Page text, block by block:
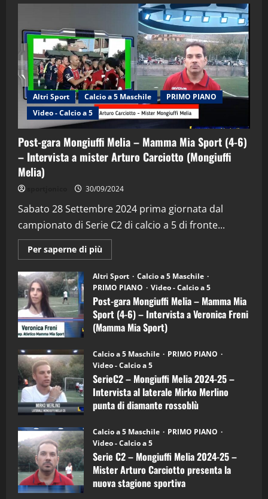
Altri Sport Calcio a 5 Maschile
PRIMO PIANO
Video - Calcio a 5
Post-gara Mongiuffi Melia – Mamma Mia Sport (4-6)
– Intervista a mister Arturo Carciotto (Mongiuffi
Melia)
30/09/2024
Sabato 28 Settembre 2024 prima giornata dal
campionato di Serie C2 di calcio a 5 di fronte...
Per saperne di più
informazioni
Post-
gara
Mongiuffi
Melia
–
Mamma
Mia
Sport
6)
–
Intervista
a
mister
Arturo
Carciotto
(Mongiuffi
Altri Sport
Calcio a 5 Maschile
PRIMO PIANO
Video - Calcio a 5
Post-gara Mongiuffi Melia – Mamma Mia
Sport (4-6) – Intervista a Veronica Freni
(Mamma Mia Sport)
Calcio a 5 Maschile
PRIMO PIANO
Video - Calcio a 5
SerieC2 – Mongiuffi Melia 2024-25 –
Intervista al laterale Mirko Merlino
punta di diamante rossoblù
Calcio a 5 Maschile
PRIMO PIANO
Video - Calcio a 5
Serie C2 – Mongiuffi Melia 2024-25 –
Mister Arturo Carciotto presenta la
nuova stagione sportiva
2
“SportEmpire” in Podcast: 29^ Puntata
(Martedi 28 Aprile 2026)
28/04/2026
3
"SportEmpire" in Podcast
“SportEmpire” in Podcast: 28^ Puntata
(Martedi 21 Aprile 2026)
21/04/2026
4
“SportEmpire” in Podcast: 27^ Puntata
(Martedi 14 Aprile 2026)
15/04/2026
5
“SportEmpire” in Podcast: 26^ Puntata
(Martedi 07 Aprile 2026)
08/04/2026